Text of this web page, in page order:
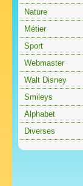
Nature
Métier
Sport
Webmaster
Walt Disney
Smileys
Alphabet
Diverses